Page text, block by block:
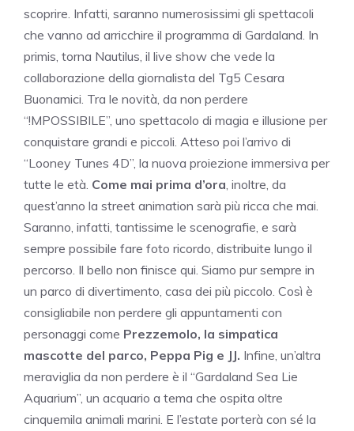
scoprire. Infatti, saranno numerosissimi gli spettacoli
che vanno ad arricchire il programma di Gardaland. In
primis, torna Nautilus, il live show che vede la
collaborazione della giornalista del Tg5 Cesara
Buonamici. Tra le novità, da non perdere
“!MPOSSIBILE”, uno spettacolo di magia e illusione per
conquistare grandi e piccoli. Atteso poi l’arrivo di
“Looney Tunes 4D”, la nuova proiezione immersiva per
tutte le età. Come mai prima d’ora , inoltre, da
quest’anno la street animation sarà più ricca che mai.
Saranno, infatti, tantissime le scenografie, e sarà
sempre possibile fare foto ricordo, distribuite lungo il
percorso. Il bello non finisce qui. Siamo pur sempre in
un parco di divertimento, casa dei più piccolo. Così è
consigliabile non perdere gli appuntamenti con
personaggi come Prezzemolo, la simpatica
mascotte del parco, Peppa Pig e JJ. Infine, un’altra
meraviglia da non perdere è il “Gardaland Sea Lie
Aquarium”, un acquario a tema che ospita oltre
cinquemila animali marini. E l’estate porterà con sé la